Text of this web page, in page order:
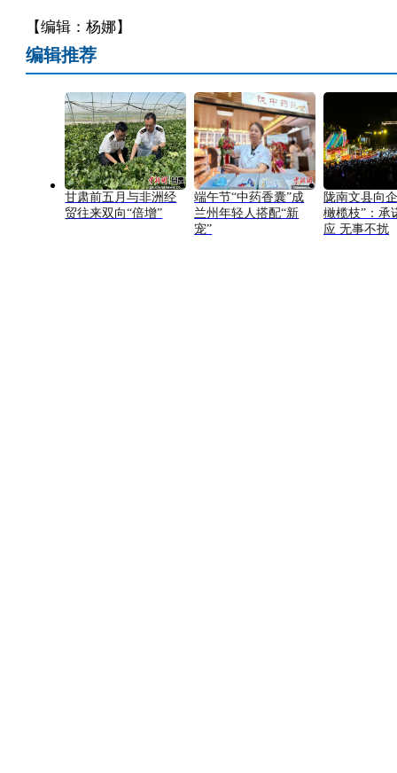
【编辑：杨娜】
编辑推荐
甘肃前五月与非洲经
贸往来双向“倍增”
端午节“中药香囊”成
兰州年轻人搭配“新
宠”
陇南文县向
橄榄枝”：承
应 无事不扰